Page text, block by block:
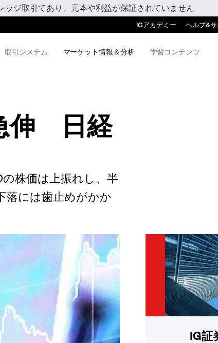
ッジ取引であり、元本や利益が保証されていません
IGアカデミー ヘルプ&サ
取引システム マーケット情報＆分析 学習コンテンツ
伸 日経
株価は上振れし、半
落には歯止めがかか
IG証